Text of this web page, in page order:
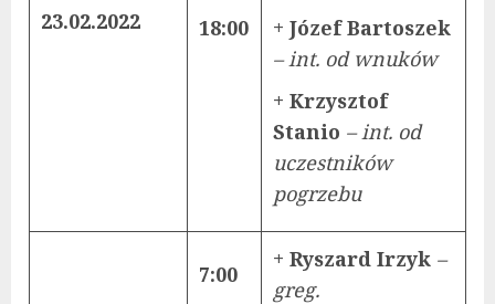
23.02.2022
18:00
+ Józef Bartoszek
– int. od wnuków
+ Krzysztof
Stanio – int. od
uczestników
pogrzebu
7:00
+ Ryszard Irzyk –
greg.